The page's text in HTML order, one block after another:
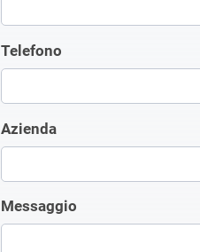
Telefono
Azienda
Messaggio